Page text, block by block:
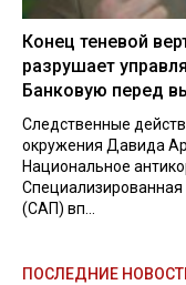
Конец теневой
разрушает
Банковую перед
Следственные
окружения Давида
Национальное
Специализированная
(САП) вп...
ПОСЛЕДНИЕ